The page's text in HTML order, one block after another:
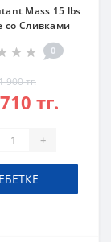
Mass 15 lbs
со Сливками
0
900 тг.
тг.
+